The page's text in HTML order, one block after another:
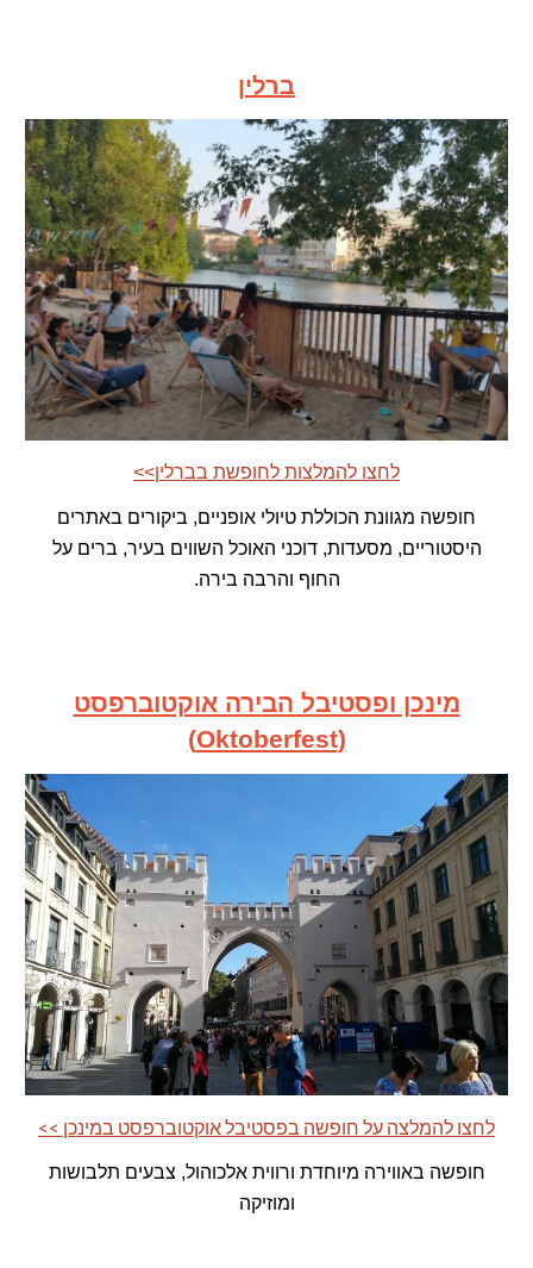
ברלין
<<לחצו להמלצות לחופשת בברלין
חופשה מגוונת הכוללת טיולי אופניים, ביקורים באתרים
היסטוריים, מסעדות, דוכני האוכל השווים בעיר, ברים על
החוף והרבה בירה.
מינכן ופסטיבל הבירה אוקטוברפסט
(Oktoberfest)
<< לחצו להמלצה על חופשה בפסטיבל אוקטוברפסט במינכן
חופשה באווירה מיוחדת ורווית אלכוהול, צבעים תלבושות
ומוזיקה